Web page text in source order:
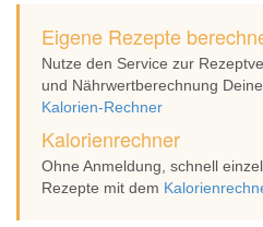
Eigene Rezepte
Nutze den Service zur
und Nährwertberechnung
Kalorien-Rechner
Kalorienrechner
Ohne Anmeldung, schnell
Rezepte mit dem